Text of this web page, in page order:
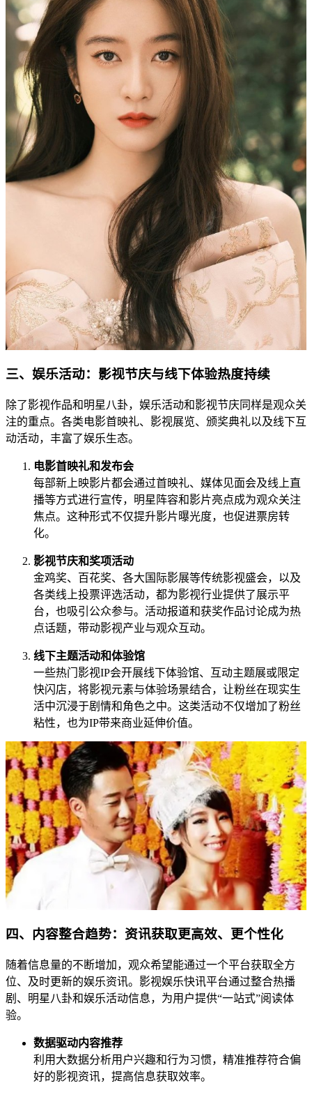
三、娱乐活动：影视节庆与线下体验热度持续
除了影视作品和明星八卦，娱乐活动和影视节庆同样是观众关
注的重点。各类电影首映礼、影视展览、颁奖典礼以及线下互
动活动，丰富了娱乐生态。
电影首映礼和发布会
每部新上映影片都会通过首映礼、媒体见面会及线上直
播等方式进行宣传，明星阵容和影片亮点成为观众关注
焦点。这种形式不仅提升影片曝光度，也促进票房转
化。
影视节庆和奖项活动
金鸡奖、百花奖、各大国际影展等传统影视盛会，以及
各类线上投票评选活动，都为影视行业提供了展示平
台，也吸引公众参与。活动报道和获奖作品讨论成为热
点话题，带动影视产业与观众互动。
线下主题活动和体验馆
一些热门影视IP会开展线下体验馆、互动主题展或限定
快闪店，将影视元素与体验场景结合，让粉丝在现实生
活中沉浸于剧情和角色之中。这类活动不仅增加了粉丝
粘性，也为IP带来商业延伸价值。
四、内容整合趋势：资讯获取更高效、更个性化
随着信息量的不断增加，观众希望能通过一个平台获取全方
位、及时更新的娱乐资讯。影视娱乐快讯平台通过整合热播
剧、明星八卦和娱乐活动信息，为用户提供“一站式”阅读体
验。
数据驱动内容推荐
利用大数据分析用户兴趣和行为习惯，精准推荐符合偏
好的影视资讯，提高信息获取效率。